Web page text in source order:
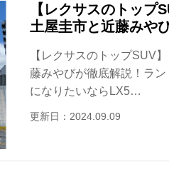
【レクサスのトップ
土屋圭市と近藤みや
【レクサスのトップSUV
藤みやびが徹底解説！ラ
になりたいならLX5…
更新日：2024.09.09